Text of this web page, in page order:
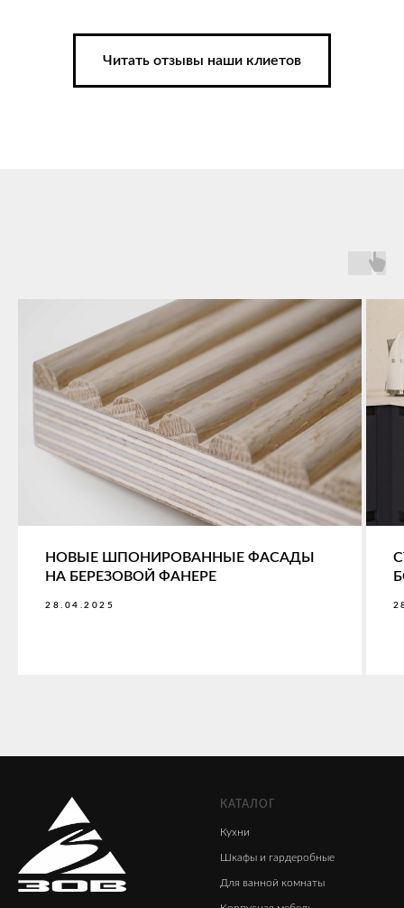
Читать отзывы наши клиетов
НОВЫЕ ШПОНИРОВАННЫЕ ФАСАДЫ
НА БЕРЕЗОВОЙ ФАНЕРЕ
28.04.2025
КАТАЛОГ
Кухни
Шкафы и гардеробные
Для ванной комнаты